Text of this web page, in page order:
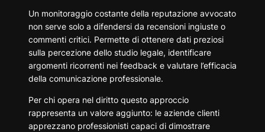
Un monitoraggio costante della reputazione avvocato
non serve solo a difendersi da recensioni ingiuste o
commenti critici. Permette di ottenere dati preziosi
sulla percezione dello studio legale, identificare
argomenti ricorrenti nei feedback e valutare l’efficacia
della comunicazione professionale.
Per chi opera nel diritto questo approccio
rappresenta un valore aggiunto: le aziende clienti
apprezzano professionisti capaci di dimostrare